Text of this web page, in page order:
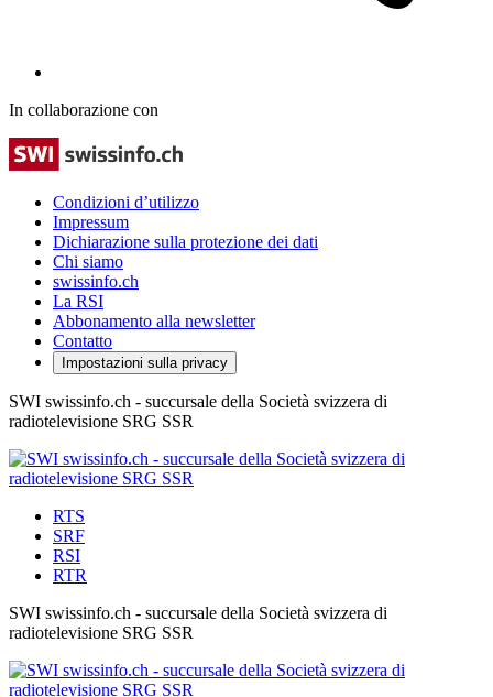
In collaborazione con
Condizioni d’utilizzo
Impressum
Dichiarazione sulla protezione dei dati
Chi siamo
swissinfo.ch
La RSI
Abbonamento alla newsletter
Contatto
Impostazioni sulla privacy
SWI swissinfo.ch - succursale della Società svizzera di
radiotelevisione SRG SSR
RTS
SRF
RSI
RTR
SWI swissinfo.ch - succursale della Società svizzera di
radiotelevisione SRG SSR